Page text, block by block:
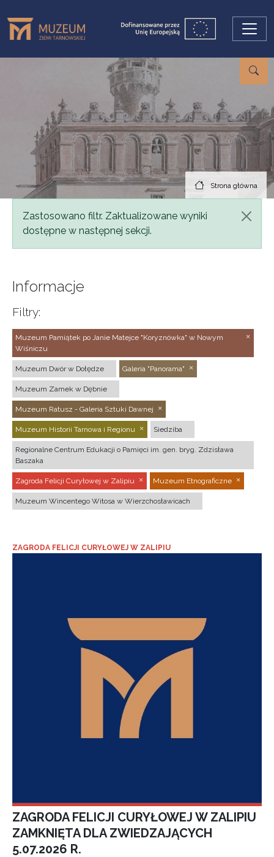
Strona główna
Komunikat
Zastosowano filtr. Zaktualizowane wyniki
dostępne w następnej sekcji.
Informacje
Filtry:
Muzeum Pamiątek po Janie Matejce "Koryznówka" w Nowym
Wiśniczu
Muzeum Dwór w Dołędze Galeria "Panorama"
Muzeum Zamek w Dębnie
Muzeum Ratusz - Galeria Sztuki Dawnej
Muzeum Historii Tarnowa i Regionu Siedziba
Regionalne Centrum Edukacji o Pamięci im. gen. bryg. Zdzisława
Baszaka
Zagroda Felicji Curyłowej w Zalipiu Muzeum Etnograficzne
Muzeum Wincentego Witosa w Wierzchosławicach
ZAGRODA FELICJI CURYŁOWEJ W ZALIPIU
ZAGRODA FELICJI CURYŁOWEJ W ZALIPIU
ZAMKNIĘTA DLA ZWIEDZAJĄCYCH
5.07.2026 R.